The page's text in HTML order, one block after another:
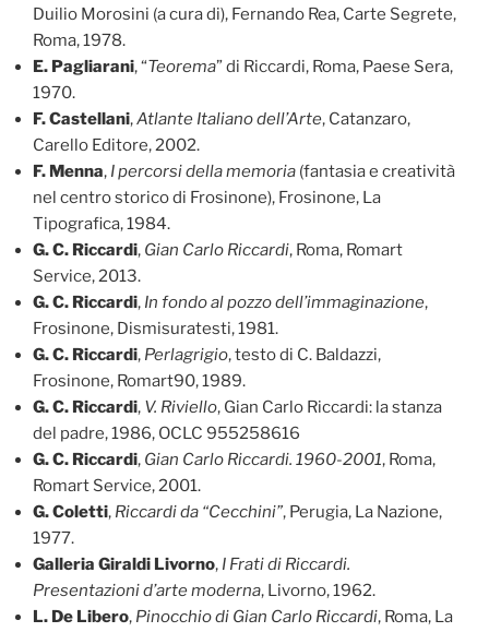
Duilio Morosini (a cura di), Fernando Rea, Carte Segrete,
Roma, 1978.
E. Pagliarani, “Teorema” di Riccardi, Roma, Paese Sera,
1970.
F. Castellani,Atlante Italiano dell’Arte, Catanzaro,
Carello Editore, 2002.
F. Menna, I percorsi della memoria (fantasia e creatività
nel centro storico di Frosinone), Frosinone, La
Tipografica, 1984.
G. C. Riccardi, Gian Carlo Riccardi, Roma, Romart
Service, 2013.
G. C. Riccardi, In fondo al pozzo dell’immaginazione,
Frosinone, Dismisuratesti, 1981.
G. C. Riccardi, Perlagrigio, testo di C. Baldazzi,
Frosinone, Romart90, 1989.
G. C. Riccardi, V. Riviello, Gian Carlo Riccardi: la stanza
del padre, 1986, OCLC 955258616
G. C. Riccardi, Gian Carlo Riccardi. 1960-2001, Roma,
Romart Service, 2001.
G. Coletti, Riccardi da “Cecchini”, Perugia, La Nazione,
1977.
Galleria Giraldi Livorno, I Frati di Riccardi.
Presentazioni d’arte moderna, Livorno, 1962.
L. De Libero, Pinocchio di Gian Carlo Riccardi, Roma, La